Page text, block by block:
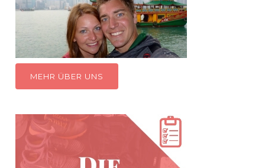
MEHR ÜBER UNS